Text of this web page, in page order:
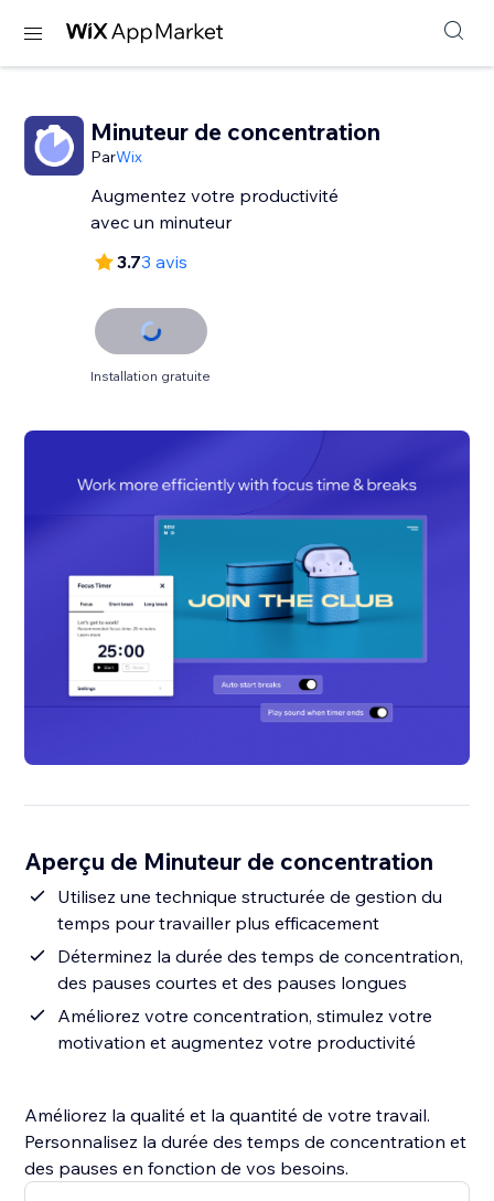
Minuteur de concentration
ParWix
Augmentez votre productivité
avec un minuteur
3.73 avis
Installation gratuite
Aperçu de Minuteur de concentration
Utilisez une technique structurée de gestion du
temps pour travailler plus efficacement
Déterminez la durée des temps de concentration,
des pauses courtes et des pauses longues
Améliorez votre concentration, stimulez votre
motivation et augmentez votre productivité
Améliorez la qualité et la quantité de votre travail.
Personnalisez la durée des temps de concentration et
des pauses en fonction de vos besoins.